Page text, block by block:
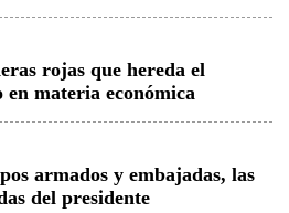
rojas que hereda el
en materia económica
armados y embajadas, las
del presidente